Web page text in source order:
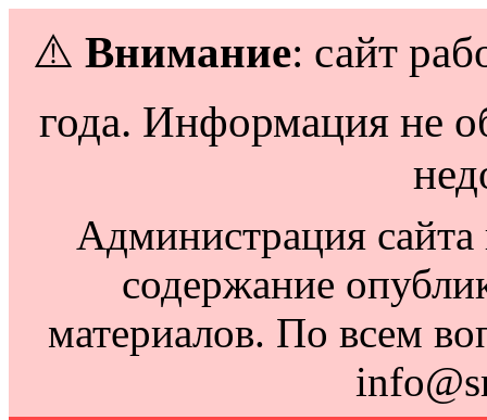
⚠️ Внимание: сайт
года. Информация не
Администрация сайта
содержание
материалов. По всем